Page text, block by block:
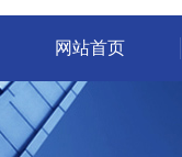
网站首页